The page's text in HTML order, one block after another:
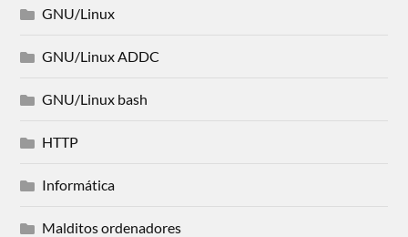
GNU/Linux
GNU/Linux ADDC
GNU/Linux bash
HTTP
Informática
Malditos ordenadores